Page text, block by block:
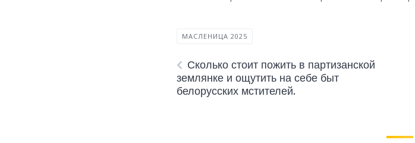
МАСЛЕНИЦА 2025
Сколько стоит пожить в партизанской
землянке и ощутить на себе быт
белорусских мстителей.